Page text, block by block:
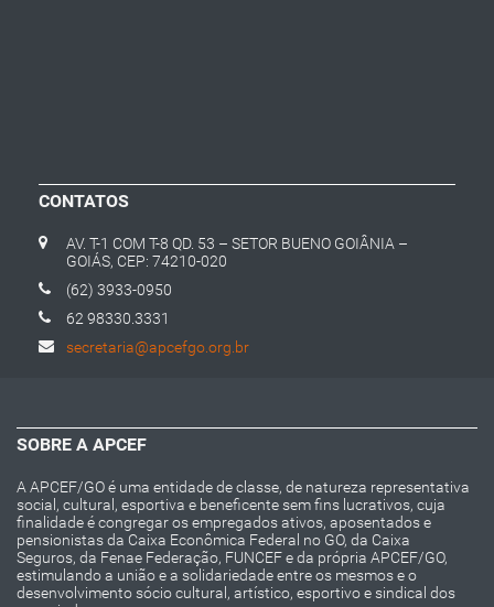
CONTATOS
AV. T-1 COM T-8 QD. 53 – SETOR BUENO GOIÂNIA –
GOIÁS, CEP: 74210-020
(62) 3933-0950
62 98330.3331
secretaria@apcefgo.org.br
SOBRE A APCEF
A APCEF/GO é uma entidade de classe, de natureza representativa
social, cultural, esportiva e beneficente sem fins lucrativos, cuja
finalidade é congregar os empregados ativos, aposentados e
pensionistas da Caixa Econômica Federal no GO, da Caixa
Seguros, da Fenae Federação, FUNCEF e da própria APCEF/GO,
estimulando a união e a solidariedade entre os mesmos e o
desenvolvimento sócio cultural, artístico, esportivo e sindical dos